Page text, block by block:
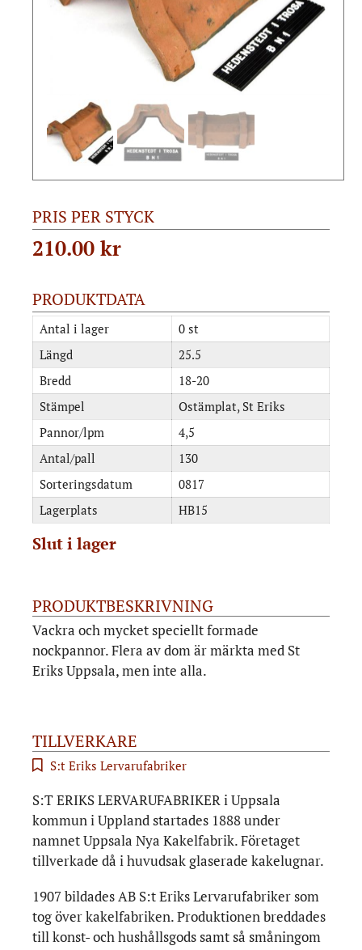
PRIS PER STYCK
210.00 kr
PRODUKTDATA
Antal i lager
0 st
Längd
25.5
Bredd
18-20
Stämpel
Ostämplat, St Eriks
Pannor/lpm
4,5
Antal/pall
130
Sorteringsdatum
0817
Lagerplats
HB15
Slut i lager
PRODUKTBESKRIVNING
Vackra och mycket speciellt formade
nockpannor. Flera av dom är märkta med St
Eriks Uppsala, men inte alla.
TILLVERKARE
S:t Eriks Lervarufabriker
S:T ERIKS LERVARUFABRIKER i Uppsala
kommun i Uppland startades 1888 under
namnet Uppsala Nya Kakelfabrik. Företaget
tillverkade då i huvudsak glaserade kakelugnar.
1907 bildades AB S:t Eriks Lervarufabriker som
tog över kakelfabriken. Produktionen breddades
till konst- och hushållsgods samt så småningom